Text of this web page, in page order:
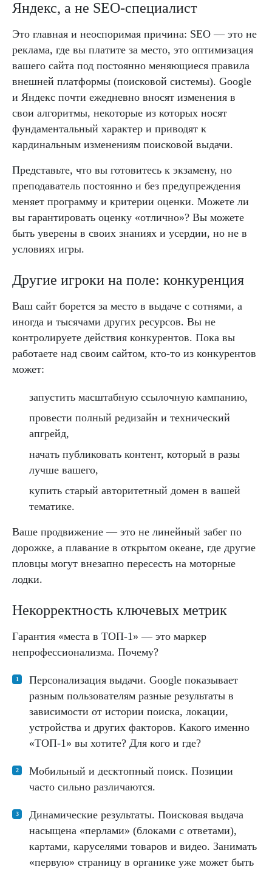
Яндекс, а не SEO-специалист
Это главная и неоспоримая причина: SEO — это не
реклама, где вы платите за место, это оптимизация
вашего сайта под постоянно меняющиеся правила
внешней платформы (поисковой системы). Google
и Яндекс почти ежедневно вносят изменения в
свои алгоритмы, некоторые из которых носят
фундаментальный характер и приводят к
кардинальным изменениям поисковой выдачи.
Представьте, что вы готовитесь к экзамену, но
преподаватель постоянно и без предупреждения
меняет программу и критерии оценки. Можете ли
вы гарантировать оценку «отлично»? Вы можете
быть уверены в своих знаниях и усердии, но не в
условиях игры.
Другие игроки на поле: конкуренция
Ваш сайт борется за место в выдаче с сотнями, а
иногда и тысячами других ресурсов. Вы не
контролируете действия конкурентов. Пока вы
работаете над своим сайтом, кто-то из конкурентов
может:
запустить масштабную ссылочную кампанию,
провести полный редизайн и технический
апгрейд,
начать публиковать контент, который в разы
лучше вашего,
купить старый авторитетный домен в вашей
тематике.
Ваше продвижение — это не линейный забег по
дорожке, а плавание в открытом океане, где другие
пловцы могут внезапно пересесть на моторные
лодки.
Некорректность ключевых метрик
Гарантия «места в ТОП-1» — это маркер
непрофессионализма. Почему?
Персонализация выдачи. Google показывает
разным пользователям разные результаты в
зависимости от истории поиска, локации,
устройства и других факторов. Какого именно
«ТОП-1» вы хотите? Для кого и где?
Мобильный и десктопный поиск. Позиции
часто сильно различаются.
Динамические результаты. Поисковая выдача
насыщена «перлами» (блоками с ответами),
картами, каруселями товаров и видео. Занимать
«первую» страницу в органике уже может быть